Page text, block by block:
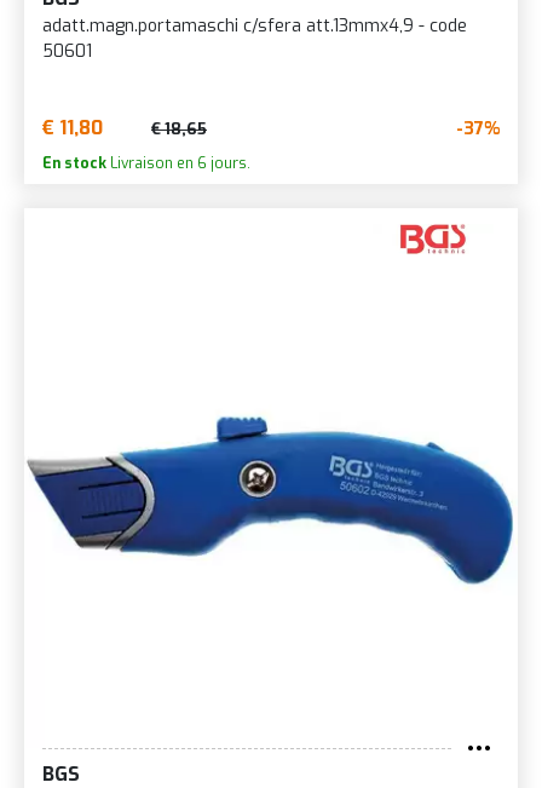
adatt.magn.portamaschi c/sfera att.13mmx4,9 - code
50601
€ 11,80 € 18,65 -37%
En stock Livraison en 6 jours.
BGS